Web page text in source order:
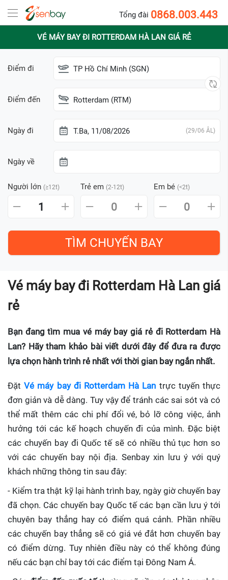
Tổng đài 0868.003.443
VÉ MÁY BAY ĐI ROTTERDAM HÀ LAN GIÁ RẺ
Điểm đi TP Hồ Chí Minh (SGN)
Điểm đến Rotterdam (RTM)
Ngày đi T.Ba, 11/08/2026 (29/06 ÂL)
Ngày về
Người lớn (≥12t) Trẻ em (2-12t) Em bé (<2t)
1 0 0
Vé máy bay đi Rotterdam Hà Lan giá
rẻ
Bạn đang tìm mua vé máy bay giá rẻ đi Rotterdam Hà
Lan? Hãy tham khảo bài viết dưới đây để đưa ra được
lựa chọn hành trình rẻ nhất với thời gian bay ngắn nhất.
ĐặtVé máy bay đi Rotterdam Hà Lan trực tuyến thực
đơn giản và dễ dàng. Tuy vậy để tránh các sai sót và có
thể mất thêm các chi phí đổi vé, bỏ lỡ công việc, ảnh
hưởng tới các kế hoạch chuyến đi của mình. Đặc biệt
các chuyến bay đi Quốc tế sẽ có nhiều thủ tục hơn so
với các chuyến bay nội địa. Senbay xin lưu ý với quý
khách những thông tin sau đây:
- Kiểm tra thật kỹ lại hành trình bay, ngày giờ chuyến bay
đã chọn. Các chuyến bay Quốc tế các bạn cần lưu ý tới
chuyên bay thẳng hay có điểm quá cảnh. Phần nhiều
các chuyến bay thẳng sẽ có giá vé đắt hơn chuyến bay
có điểm dừng. Tuy nhiên điều này có thể không đúng
nếu các bạn chỉ bay tới các điểm tại Đông Nam Á.